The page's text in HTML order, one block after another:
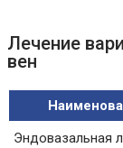
Лечение
вен
Эндовазальная